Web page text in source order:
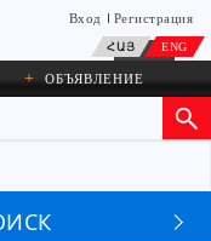
Вход Регистрация
ՀԱՅ ENG
+ ОБЪЯВЛЕНИЕ